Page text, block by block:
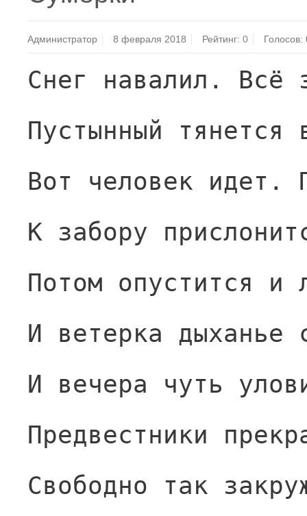
Администратор 8 февраля 2018 Рейтинг:0 Голосов:
Снег навалил. Всё
Пустынный тянется
Вот человек идет.
К забору
Потом опустится и
И ветерка дыханье
И вечера чуть
Предвестники
Свободно так